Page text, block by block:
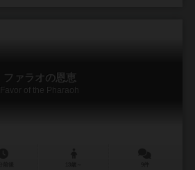
ファラオの恩恵
Favor of the Pharaoh